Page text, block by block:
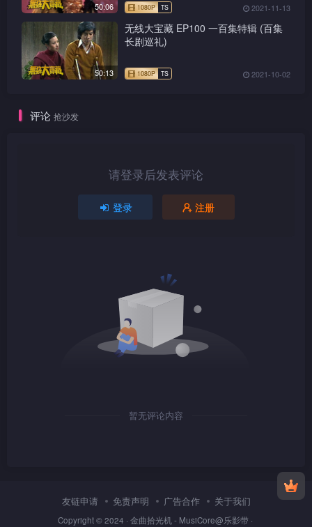
1080P
1080P TS
50:06
1080P TS
2021-11-13
50:13
无线大宝藏 EP100 一百集特辑 (百集
长剧巡礼)
2021-10-02
评论 抢沙发
请登录后发表评论
登录 注册
暂无评论内容
友链申请 免责声明 广告合作 关于我们
Copyright © 2024 · 金曲拾光机 - MusiCore@乐影带 ·